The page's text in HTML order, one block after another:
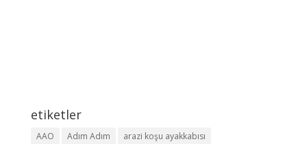
etiketler
AAO Adım Adım
arazi koşu ayakkabısı